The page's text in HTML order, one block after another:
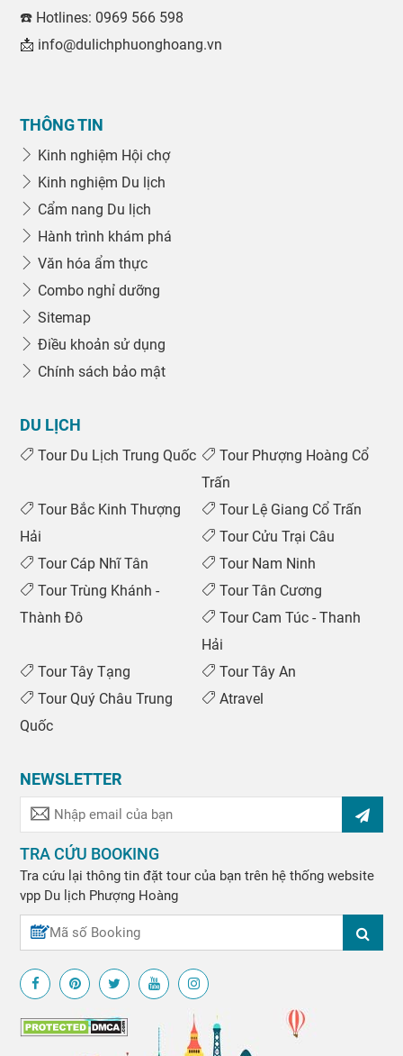
☎️ Hotlines: 0969 566 598
📩 info@dulichphuonghoang.vn
THÔNG TIN
Kinh nghiệm Hội chợ
Kinh nghiệm Du lịch
Cẩm nang Du lịch
Hành trình khám phá
Văn hóa ẩm thực
Combo nghỉ dưỡng
Sitemap
Điều khoản sử dụng
Chính sách bảo mật
DU LỊCH
Tour Du Lịch Trung Quốc
Tour Phượng Hoàng Cổ
Trấn
Tour Bắc Kinh Thượng
Hải
Tour Lệ Giang Cổ Trấn
Tour Cửu Trại Câu
Tour Cáp Nhĩ Tân
Tour Nam Ninh
Tour Trùng Khánh -
Thành Đô
Tour Tân Cương
Tour Cam Túc - Thanh
Hải
Tour Tây Tạng
Tour Tây An
Tour Quý Châu Trung
Quốc
Atravel
NEWSLETTER
TRA CỨU BOOKING
Tra cứu lại thông tin đặt tour của bạn trên hệ thống website
vpp Du lịch Phượng Hoàng